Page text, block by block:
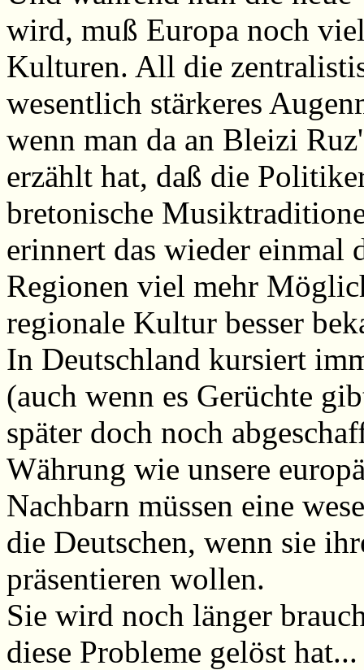
wird, muß Europa noch
Kulturen. All die
wesentlich stärkeres
wenn man da an Bleizi
erzählt hat, daß die
bretonische
erinnert das wieder einmal
Regionen viel mehr
regionale Kultur besser
In Deutschland kursiert
(auch wenn es Gerüchte
später doch noch
Währung wie unsere
Nachbarn müssen eine
die Deutschen, wenn sie
präsentieren wollen.
Sie wird noch länger
diese Probleme gelöst hat...